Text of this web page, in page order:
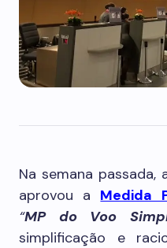
Na semana passada,
aprovou a Medida
“MP do Voo
simplificação e